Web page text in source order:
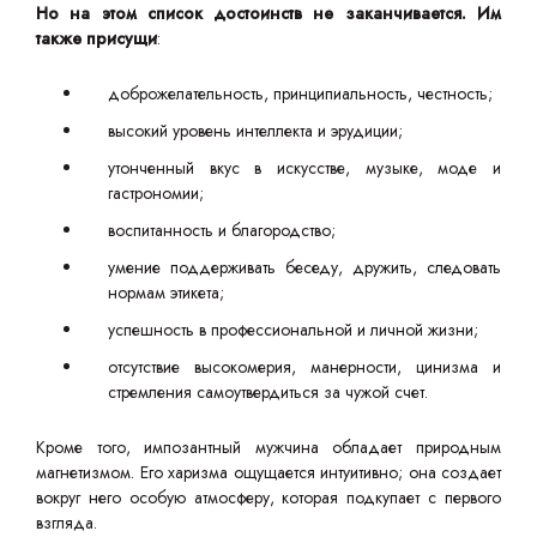
Но на этом список достоинств не заканчивается. Им
также присущи:
доброжелательность, принципиальность, честность;
высокий уровень интеллекта и эрудиции;
утонченный вкус в искусстве, музыке, моде и
гастрономии;
воспитанность и благородство;
умение поддерживать беседу, дружить, следовать
нормам этикета;
успешность в профессиональной и личной жизни;
отсутствие высокомерия, манерности, цинизма и
стремления самоутвердиться за чужой счет.
Кроме того, импозантный мужчина обладает природным
магнетизмом. Его харизма ощущается интуитивно; она создает
вокруг него особую атмосферу, которая подкупает с первого
взгляда.